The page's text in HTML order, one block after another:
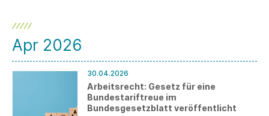
Apr 2026
30.04.2026
Arbeitsrecht: Gesetz für eine
Bundestariftreue im
Bundesgesetzblatt veröffentlicht